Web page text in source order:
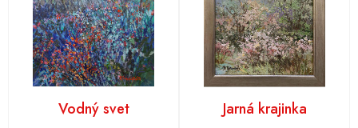
Vodný svet Jarná krajinka